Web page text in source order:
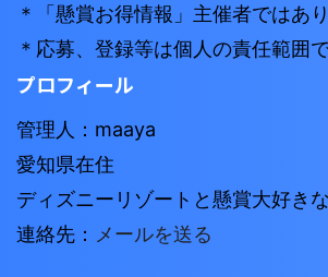
＊「懸賞お得情報」主催者ではあり
＊応募、登録等は個人の責任範囲
プロフィール
管理人：maaya
愛知県在住
ディズニーリゾートと懸賞大好き
連絡先： メールを送る